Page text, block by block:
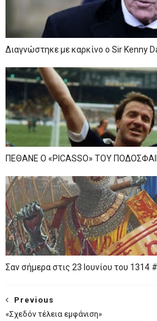
Διαγνώστηκε με καρκίνο ο Sir Kenny
ΠΕΘΑΝΕ Ο «PICASSO» TOY
Σαν σήμερα στις 23 Ιουνίου του 1314
Previous
«Σχεδόν τέλεια εμφάνιση»